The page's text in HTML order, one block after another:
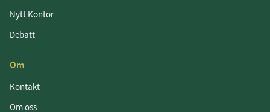
Nytt Kontor
Debatt
Om
Kontakt
Om oss